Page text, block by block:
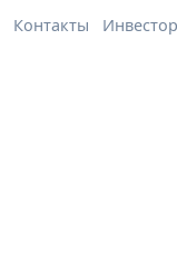
Контакты